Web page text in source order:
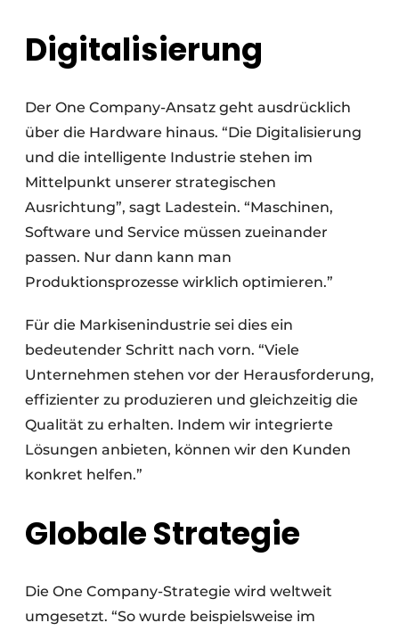
Digitalisierung
Der One Company-Ansatz geht ausdrücklich
über die Hardware hinaus. “Die Digitalisierung
und die intelligente Industrie stehen im
Mittelpunkt unserer strategischen
Ausrichtung”, sagt Ladestein. “Maschinen,
Software und Service müssen zueinander
passen. Nur dann kann man
Produktionsprozesse wirklich optimieren.”
Für die Markisenindustrie sei dies ein
bedeutender Schritt nach vorn. “Viele
Unternehmen stehen vor der Herausforderung,
effizienter zu produzieren und gleichzeitig die
Qualität zu erhalten. Indem wir integrierte
Lösungen anbieten, können wir den Kunden
konkret helfen.”
Globale Strategie
Die One Company-Strategie wird weltweit
umgesetzt. “So wurde beispielsweise im